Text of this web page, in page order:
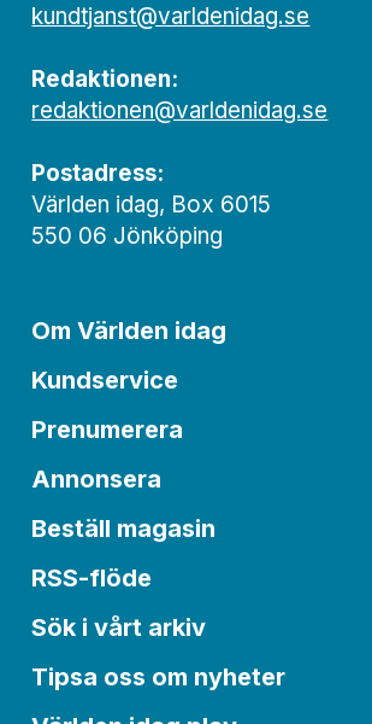
kundtjanst@varldenidag.se
Redaktionen:
redaktionen@varldenidag.se
Postadress:
Världen idag, Box 6015
550 06 Jönköping
Om Världen idag
Kundservice
Prenumerera
Annonsera
Beställ magasin
RSS-flöde
Sök i vårt arkiv
Tipsa oss om nyheter